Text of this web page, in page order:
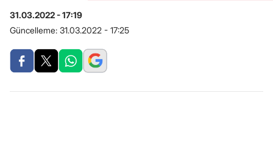
31.03.2022 - 17:19
Güncelleme: 31.03.2022 - 17:25